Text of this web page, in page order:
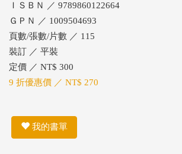
ＩＳＢＮ ／ 9789860122664
ＧＰＮ ／ 1009504693
頁數/張數/片數 ／ 115
裝訂 ／ 平裝
定價 ／ NT$ 300
9 折優惠價 ／ NT$ 270
我的書單